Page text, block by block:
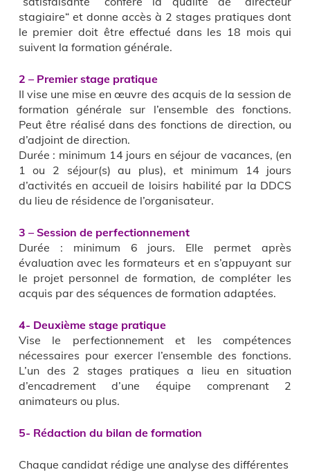
stagiaire“ et donne accès à 2 stages pratiques dont
le premier doit être effectué dans les 18 mois qui
suivent la formation générale.
2 – Premier stage pratique
II vise une mise en œuvre des acquis de la session de
formation générale sur l’ensemble des fonctions.
Peut être réalisé dans des fonctions de direction, ou
d’adjoint de direction.
Durée : minimum 14 jours en séjour de vacances, (en
1 ou 2 séjour(s) au plus), et minimum 14 jours
d’activités en accueil de loisirs habilité par la DDCS
du lieu de résidence de l’organisateur.
3 – Session de perfectionnement
Durée : minimum 6 jours. Elle permet après
évaluation avec les formateurs et en s’appuyant sur
le projet personnel de formation, de compléter les
acquis par des séquences de formation adaptées.
4- Deuxième stage pratique
Vise le perfectionnement et les compétences
nécessaires pour exercer l’ensemble des fonctions.
L’un des 2 stages pratiques a lieu en situation
d’encadrement d’une équipe comprenant 2
animateurs ou plus.
5- Rédaction du bilan de formation
Chaque candidat rédige une analyse des différentes